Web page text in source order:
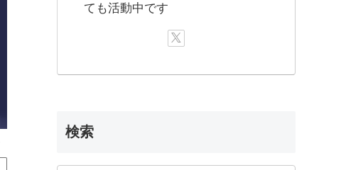
ても活動中です
検索